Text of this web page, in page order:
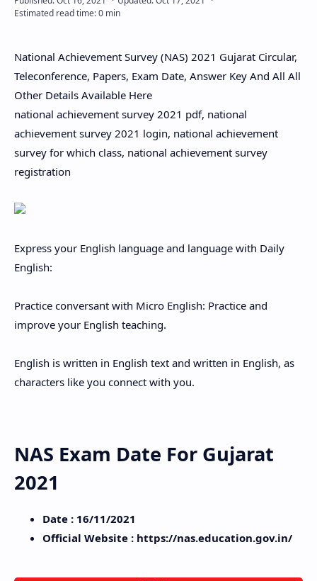
National Achievement Survey (NAS) 2021 Gujarat Circular,
Teleconference, Papers, Exam Date, Answer Key And All All
Other Details Available Here
national achievement survey 2021 pdf, national
achievement survey 2021 login, national achievement
survey for which class, national achievement survey
registration
Express your English language and language with Daily
English:
Practice conversant with Micro English: Practice and
improve your English teaching.
English is written in English text and written in English, as
characters like you connect with you.
NAS Exam Date For Gujarat
2021
Date : 16/11/2021
Official Website : https://nas.education.gov.in/